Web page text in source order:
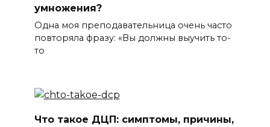
умножения?
Одна моя преподавательница очень часто
повторяла фразу: «Вы должны выучить то-
то
Что такое ДЦП: симптомы, причины,